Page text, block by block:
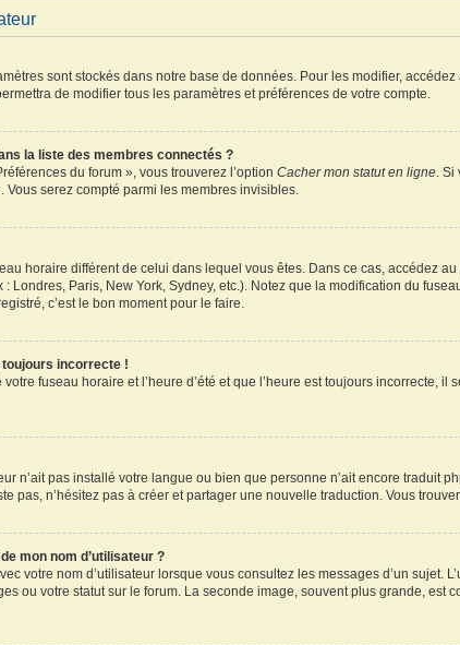
sont stockés dans notre base de données. Pour les modifier,
de modifier tous les paramètres et préférences de votre compte.
la liste des membres connectés ?
du forum », vous trouverez l’optionCacher mon statut en ligne. Si
serez compté parmi les membres invisibles.
horaire différent de celui dans lequel vous êtes. Dans ce cas, accédez au
Londres, Paris, New York, Sydney, etc.). Notez que la modification du
c’est le bon moment pour le faire.
toujours incorrecte !
fuseau horaire et l’heure d’été et que l’heure est toujours incorrecte,
n’ait pas installé votre langue ou bien que personne n’ait encore traduit
pas, n’hésitez pas à créer et partager une nouvelle traduction. Vous
mon nom d’utilisateur ?
votre nom d’utilisateur lorsque vous consultez les messages d’un sujet.
ou votre statut sur le forum. La seconde image, souvent plus grande, est